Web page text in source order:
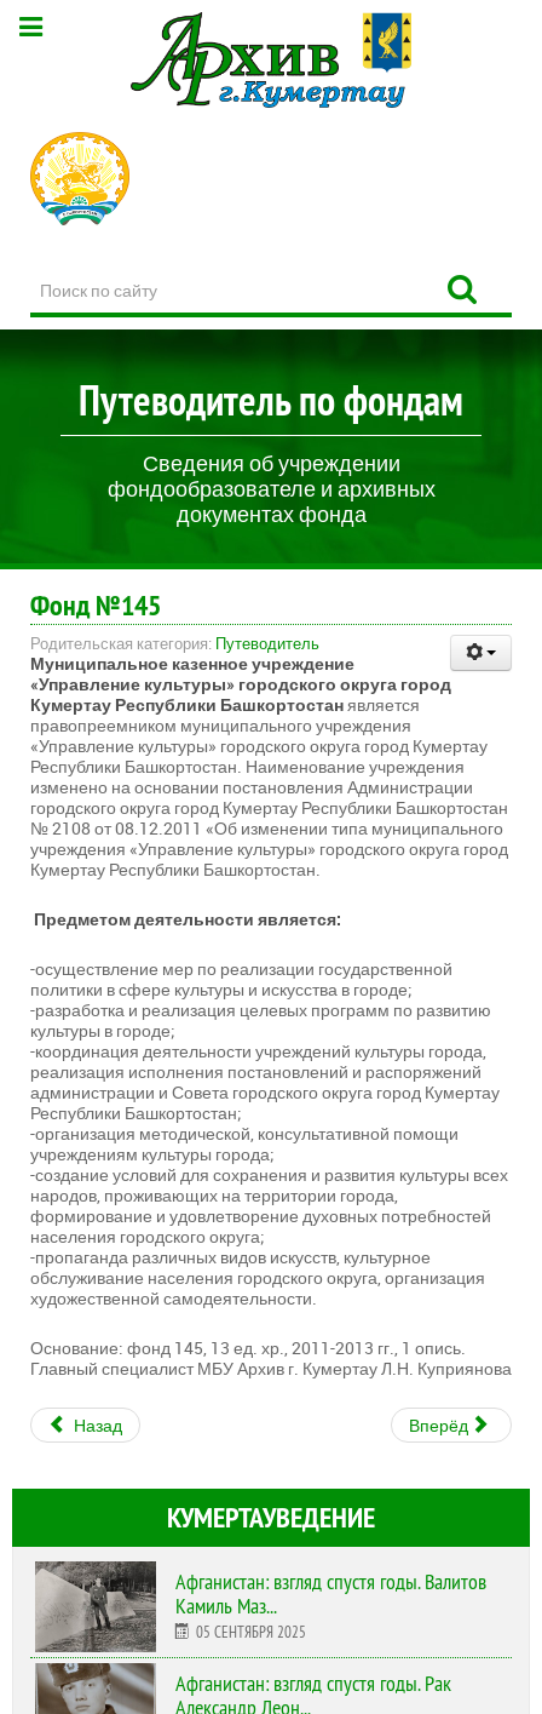
по
сайту
Путеводитель по фондам
Сведения об учреждении
фондообразователе и архивных
документах фонда
Фонд №145
Родительская категория: Путеводитель
Муниципальное казенное учреждение
«Управление культуры» городского округа город
Кумертау Республики Башкортостанявляется
правопреемником муниципального учреждения
«Управление культуры» городского округа город Кумертау
Республики Башкортостан. Наименование учреждения
изменено на основании постановления Администрации
городского округа город Кумертау Республики Башкортостан
№ 2108 от 08.12.2011 «Об изменении типа муниципального
учреждения «Управление культуры» городского округа город
Кумертау Республики Башкортостан.
Предметом деятельности является:
-осуществление мер по реализации государственной
политики в сфере культуры и искусства в городе;
-разработка и реализация целевых программ по развитию
культуры в городе;
-координация деятельности учреждений культуры города,
реализация исполнения постановлений и распоряжений
администрации и Совета городского округа город Кумертау
Республики Башкортостан;
-организация методической, консультативной помощи
учреждениям культуры города;
-создание условий для сохранения и развития культуры всех
народов, проживающих на территории города,
формирование и удовлетворение духовных потребностей
населения городского округа;
-пропаганда различных видов искусств, культурное
обслуживание населения городского округа, организация
художественной самодеятельности.
Основание: фонд 145, 13 ед. хр., 2011-2013 гг., 1 опись.
Главный специалист МБУ Архив г. Кумертау Л.Н. Куприянова
Назад Вперёд
КУМЕРТАУВЕДЕНИЕ
Афганистан: взгляд спустя годы. Валитов
Камиль Маз...
05 СЕНТЯБРЯ 2025
Афганистан: взгляд спустя годы. Рак
Александр Леон...